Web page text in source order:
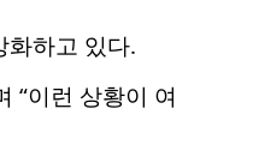
화하고 있다.
“이런 상황이 여